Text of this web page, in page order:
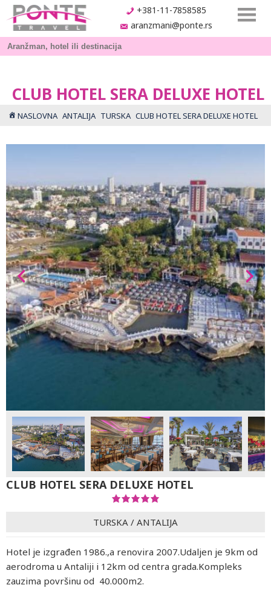
+381-11-7858585
aranzmani@ponte.rs
CLUB HOTEL SERA DELUXE HOTEL
NASLOVNA ANTALIJA TURSKA CLUB HOTEL SERA DELUXE HOTEL
CLUB HOTEL SERA DELUXE HOTEL
TURSKA / ANTALIJA
Hotel je izgrađen 1986.,a renovira 2007.Udaljen je 9km od
aerodroma u Antaliji i 12km od centra grada.Kompleks
zauzima površinu od 40.000m2.